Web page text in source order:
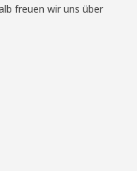
freuen wir uns über